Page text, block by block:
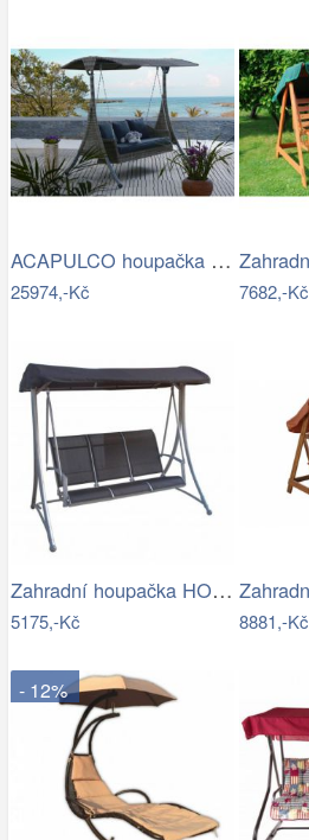
ACAPULCO houpačka ROJAPLAST
25974,-Kč 7682,-Kč
Zahradní houpačka HOLLYWOOD ROJAPLAST
5175,-Kč 8881,-Kč
- 12%